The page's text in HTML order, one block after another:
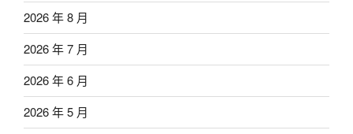
2026 年 8 月
2026 年 7 月
2026 年 6 月
2026 年 5 月